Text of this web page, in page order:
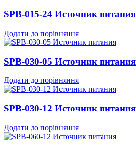
SPB-015-24 Источник питания
Додати до порівняння
SPB-030-05 Источник питания
Додати до порівняння
SPB-030-12 Источник питания
Додати до порівняння